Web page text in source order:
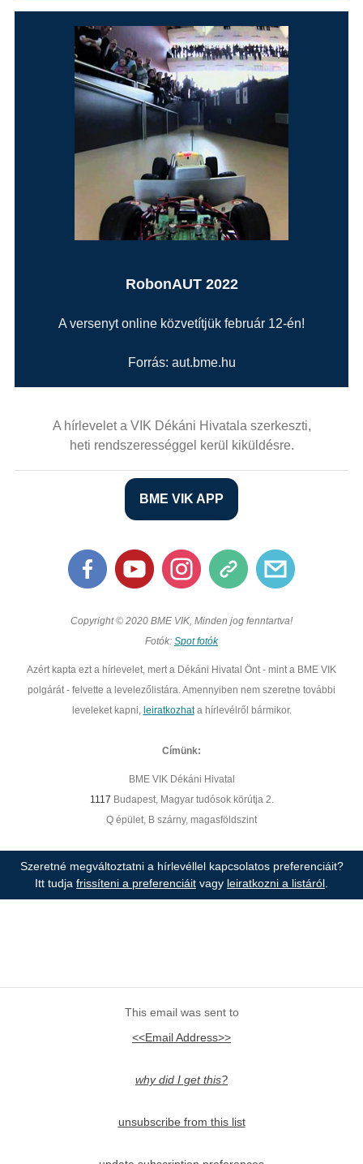
RobonAUT 2022
A versenyt online közvetítjük február 12-én!
Forrás: aut.bme.hu
A hírlevelet a VIK Dékáni Hivatala szerkeszti,
heti rendszerességgel kerül kiküldésre.
BME VIK APP
Copyright © 2020 BME VIK, Minden jog fenntartva!
Fotók: Spot fotók
Azért kapta ezt a hírlevelet, mert a Dékáni Hivatal Önt - mint a BME VIK
polgárát - felvette a levelezőlistára. Amennyiben nem szeretne további
leveleket kapni, leiratkozhata hírlevélről bármikor.
Címünk:
BME VIK Dékáni Hivatal
1117 Budapest, Magyar tudósok körútja 2.
Q épület, B szárny, magasföldszint
Szeretné megváltoztatni a hírlevéllel kapcsolatos preferenciáit?
Itt tudja frissíteni a preferenciáit vagy leiratkozni a listáról
This email was sent to
<<Email Address>>
why did I get this?
unsubscribe from this list